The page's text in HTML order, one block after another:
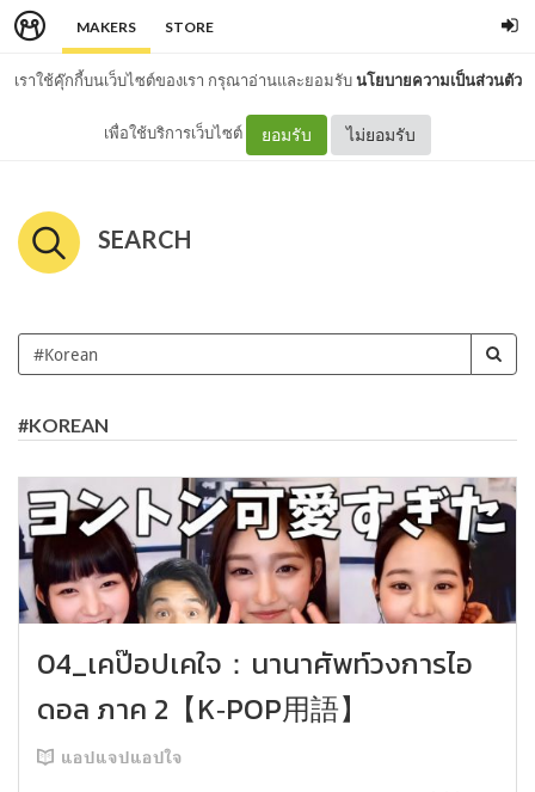
MAKERS STORE
เราใช้คุ๊กกี้บนเว็บไซต์ของเรา กรุณาอ่านและยอมรับนโยบายความเป็นส่วนตัว
เพื่อใช้บริการเว็บไซต์ ยอมรับ ไม่ยอมรับ
SEARCH
#KOREAN
04_เคป๊อปเคใจ：นานาศัพท์วงการไอ
ดอล ภาค 2【K‐POP用語】
แอปแจปแอปใจ